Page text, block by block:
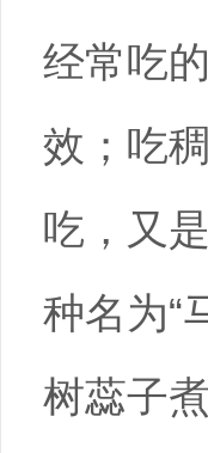
经常吃
效；吃
吃，又
种名为“
树蕊子